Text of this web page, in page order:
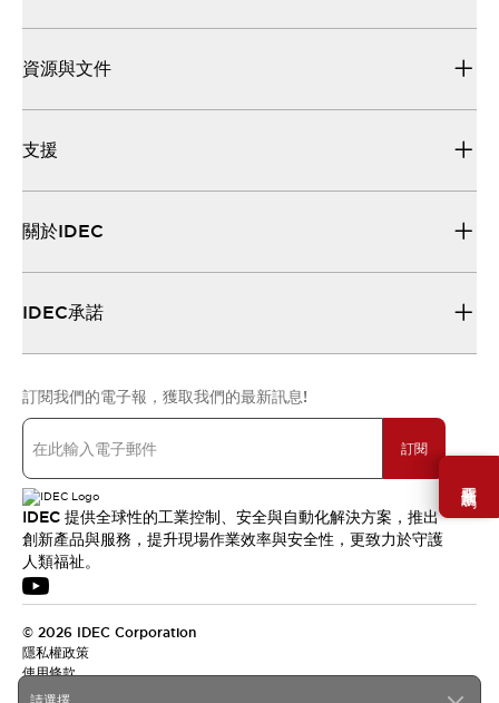
需要幫助嗎？
資源與文件
支援
關於IDEC
IDEC承諾
訂閱我們的電子報，獲取我們的最新訊息!
訂閱
IDEC 提供全球性的工業控制、安全與自動化解決方案，推出
創新產品與服務，提升現場作業效率與安全性，更致力於守護
人類福祉。
© 2026 IDEC Corporation
隱私權政策
使用條款